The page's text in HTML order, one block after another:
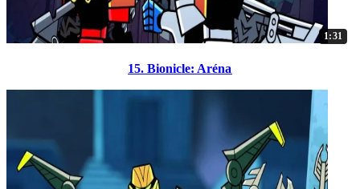
1:31
15. Bionicle: Aréna